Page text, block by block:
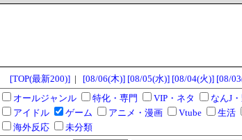
[TOP(最新200)]| [08/06(木)] [08/05(水)] [08/04(火)] [08/
オールジャンル
特化・専門 VIP・ネタ なんJ
アイドル
ゲーム アニメ・漫画 Vtube 生活
海外反応
未分類